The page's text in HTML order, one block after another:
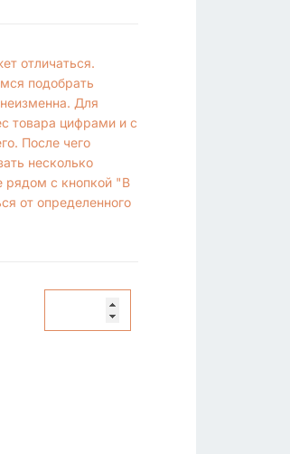
отличаться.
подобрать
Для
товара цифрами и с
После чего
несколько
рядом с кнопкой "В
от определенного